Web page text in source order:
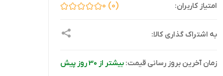
0 0
زمان آخرین بروز رسانی قیمت: بیشتر از 30 روز پیش